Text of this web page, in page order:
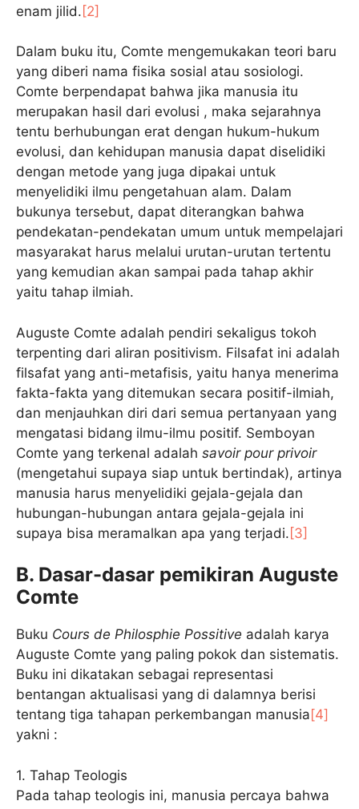
enam jilid. [2]
Dalam buku itu, Comte mengemukakan teori baru
yang diberi nama fisika sosial atau sosiologi.
Comte berpendapat bahwa jika manusia itu
merupakan hasil dari evolusi , maka sejarahnya
tentu berhubungan erat dengan hukum-hukum
evolusi, dan kehidupan manusia dapat diselidiki
dengan metode yang juga dipakai untuk
menyelidiki ilmu pengetahuan alam. Dalam
bukunya tersebut, dapat diterangkan bahwa
pendekatan-pendekatan umum untuk mempelajari
masyarakat harus melalui urutan-urutan tertentu
yang kemudian akan sampai pada tahap akhir
yaitu tahap ilmiah.
Auguste Comte adalah pendiri sekaligus tokoh
terpenting dari aliran positivism. Filsafat ini adalah
filsafat yang anti-metafisis, yaitu hanya menerima
fakta-fakta yang ditemukan secara positif-ilmiah,
dan menjauhkan diri dari semua pertanyaan yang
mengatasi bidang ilmu-ilmu positif. Semboyan
Comte yang terkenal adalah savoir pour privoir
(mengetahui supaya siap untuk bertindak), artinya
manusia harus menyelidiki gejala-gejala dan
hubungan-hubungan antara gejala-gejala ini
supaya bisa meramalkan apa yang terjadi. [3]
B. Dasar-dasar pemikiran Auguste
Comte
Buku Cours de Philosphie Possitive adalah karya
Auguste Comte yang paling pokok dan sistematis.
Buku ini dikatakan sebagai representasi
bentangan aktualisasi yang di dalamnya berisi
tentang tiga tahapan perkembangan manusia [4]
yakni :
1. Tahap Teologis
Pada tahap teologis ini, manusia percaya bahwa